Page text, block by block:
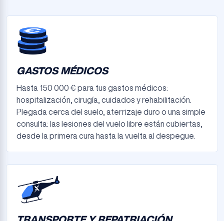
GASTOS MÉDICOS
Hasta 150 000 € para tus gastos médicos:
hospitalización, cirugía, cuidados y rehabilitación.
Plegada cerca del suelo, aterrizaje duro o una simple
consulta: las lesiones del vuelo libre están cubiertas,
desde la primera cura hasta la vuelta al despegue.